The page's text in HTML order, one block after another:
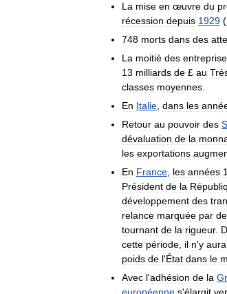
La mise en œuvre du
récession depuis 1929 (
748 morts dans des
La moitié des
13 milliards de £ au
classes moyennes
En Italie dans les
Retour au pouvoir des
dévaluation de la
les exportations
En France les années
Président de la
développement des
relance marquée par de
tournant de la rigueur.
cette période il n'y aura
poids de l'État dans le
Avec l'adhésion de la